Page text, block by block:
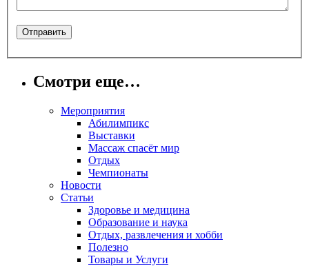
Смотри еще…
Мероприятия
Абилимпикс
Выставки
Массаж спасёт мир
Отдых
Чемпионаты
Новости
Статьи
Здоровье и медицина
Образование и наука
Отдых, развлечения и хобби
Полезно
Товары и Услуги